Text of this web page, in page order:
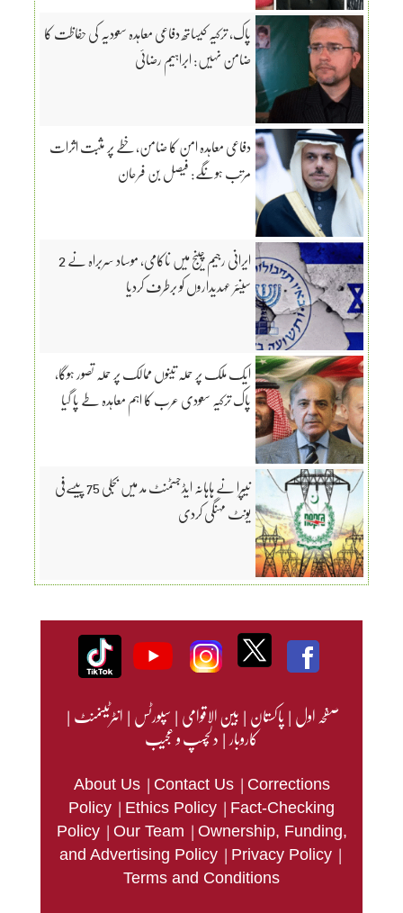
پاک، ترکیہ کیساتھ دفاعی معاہدہ سعودیہ کی حفاظت کا
ضامن نہیں: ابراہیم رضائی
دفاعی معاہدہ امن کا ضامن، خطے پر مثبت اثرات
مرتب ہونگے: فیصل بن فرحان
ایرانی رجیم چینج میں ناکامی، موساد سربراہ نے 2
سینئر عہدیداروں کو برطرف کردیا
ایک ملک پر حملہ تینوں ممالک پر حملہ تصور ہوگا،
پاک ترکیہ سعودی عرب کا اہم معاہدہ طے پا گیا
نیپرا نے ہاہانہ ایڈجسٹمنٹ مد میں بجلی 75 پیسےفی
یونٹ مہنگی کردی
صفحہ اول|پاکستان|بین الاقوامی|سپورٹس|انٹرٹینمنٹ|
کاروبار|دلچسپ و عجیب
About Us | Contact Us | Corrections
Policy | Ethics Policy | Fact-Checking
Policy | Our Team | Ownership, Funding,
and Advertising Policy | Privacy Policy |
Terms and Conditions